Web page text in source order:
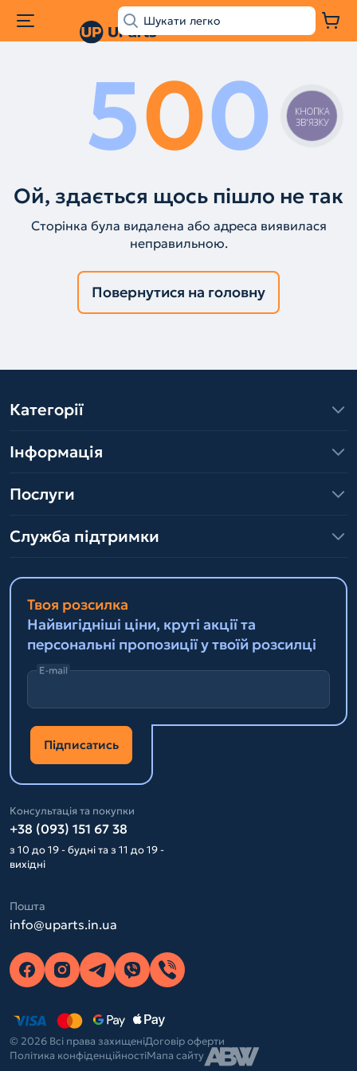
500
Ой, здається щось пішло не так
Сторінка була видалена або адреса виявилася
неправильною.
Повернутися на головну
Категорії
Інформація
Послуги
Служба підтримки
Твоя розсилка
Найвигідніші ціни, круті акції та
персональні пропозиції у твоїй розсилці
E-mail
Підписатись
Консультація та покупки
+38 (093) 151 67 38
з 10 до 19 - будні та з 11 до 19 -
вихідні
Пошта
info@uparts.in.ua
© 2026 Всі права захищеніДоговір оферти
Політика конфіденційностіМапа сайту
КНОПКА
ЗВ'ЯЗКУ